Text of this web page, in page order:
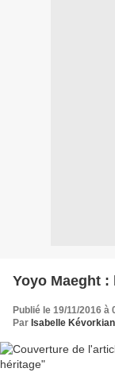
Yoyo Maeght :
Publié le 19/11/2016 à
Par Isabelle Kévorkian